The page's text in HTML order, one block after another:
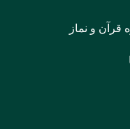
قرآن و نماز